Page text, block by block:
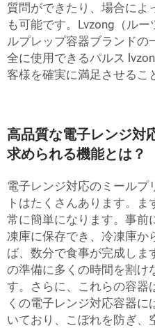
質問ができたり、場合によ
も可能です。Lvzong（ル
ルプレップ容器ブランドの
全に使用できるパルス
客様を確実に満足させるこ
高品質な電子レンジ対
求められる機能とは？
電子レンジ対応のミールプ
トはたくさんあります。
常に簡単になります。事前
凍庫に保存でき、冷凍庫か
ば、数分で食事が完成しま
の準備に多くの時間を割け
す。さらに、これらの容器
くの電子レンジ対応容器
いており、こぼれを防ぎ、